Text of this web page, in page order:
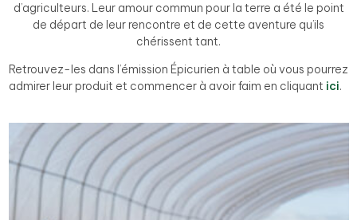
d’agriculteurs. Leur amour commun pour la terre a été le point
de départ de leur rencontre et de cette aventure qu’ils
chérissent tant.
Retrouvez-les dans l’émission Épicurien à table où vous pourrez
admirer leur produit et commencer à avoir faim en cliquant ici.